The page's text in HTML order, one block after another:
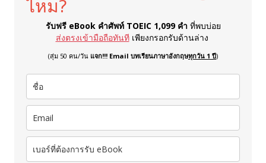
ไหม?
รับฟรี eBook คำศัพท์ TOEIC 1,099 คำ ที่พบบ่อย
ส่งตรงเข้ามือถือทันที เพียงกรอกรับด้านล่าง
(สุ่ม 50 คน/วัน แจก!!! Email บทเรียนภาษาอังกฤษทุกวัน 1 ปี)